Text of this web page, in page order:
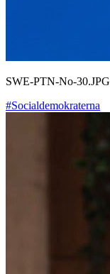
SWE-PTN-No-30.JPG
#Socialdemokraterna